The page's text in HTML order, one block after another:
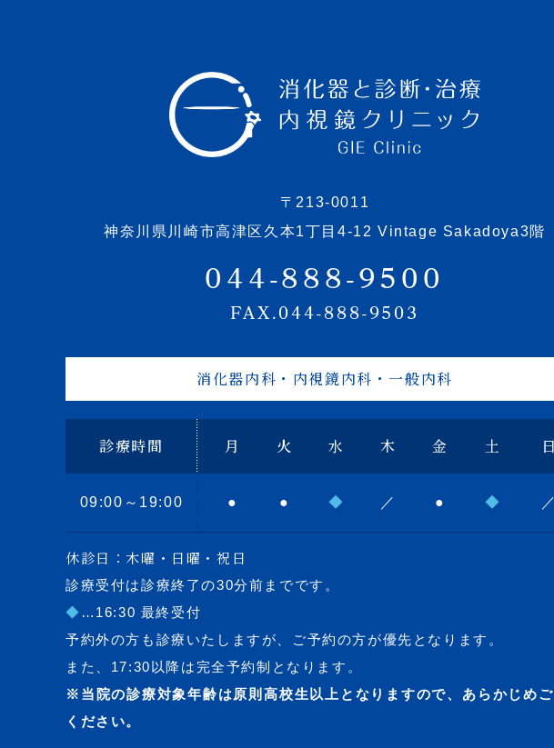
〒213-0011
神奈川県川崎市高津区久本1丁目4-12 Vintage Sakadoya3階
044-888-9500
FAX.044-888-9503
消化器内科・内視鏡内科・一般内科
診療時間 月 火 水 木 金 土 日
09:00～19:00 ● ● ◆ ／ ● ◆ ／
休診日：木曜・日曜・祝日
診療受付は診療終了の30分前までです。
◆ …16:30 最終受付
予約外の方も診療いたしますが、ご予約の方が優先となります。
また、17:30以降は完全予約制となります。
※当院の診療対象年齢は原則高校生以上となりますので、あらかじめ
ください。